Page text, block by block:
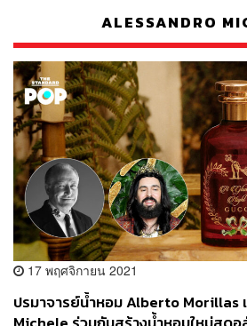
ALESSANDRO
17 พฤศจิกายน 2021
ปรมาจารย์น้ำหอม Alberto Morillas